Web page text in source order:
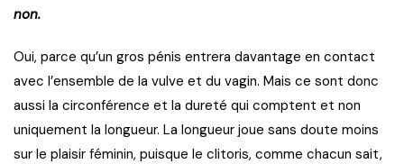
non.
Oui, parce qu’un gros pénis entrera davantage en contact
avec l’ensemble de la vulve et du vagin. Mais ce sont donc
aussi la circonférence et la dureté qui comptent et non
uniquement la longueur. La longueur joue sans doute moins
sur le plaisir féminin, puisque le clitoris, comme chacun sait,